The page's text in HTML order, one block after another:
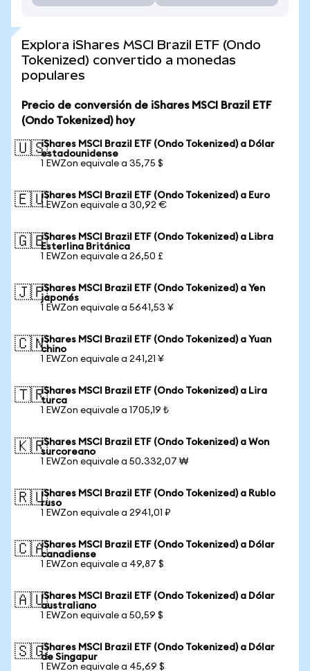
Explora iShares MSCI Brazil ETF (Ondo
Tokenized) convertido a monedas
populares
Precio de conversión de iShares MSCI Brazil ETF
(Ondo Tokenized) hoy
🇺🇸iShares MSCI Brazil ETF (Ondo Tokenized) a Dólar
estadounidense
1 EWZon equivale a 35,75 $
🇪🇺iShares MSCI Brazil ETF (Ondo Tokenized) a Euro
1 EWZon equivale a 30,92 €
🇬🇧iShares MSCI Brazil ETF (Ondo Tokenized) a Libra
Esterlina Británica
1 EWZon equivale a 26,50 £
🇯🇵iShares MSCI Brazil ETF (Ondo Tokenized) a Yen
japonés
1 EWZon equivale a 5641,53 ¥
🇨🇳iShares MSCI Brazil ETF (Ondo Tokenized) a Yuan
chino
1 EWZon equivale a 241,21 ¥
🇹🇷iShares MSCI Brazil ETF (Ondo Tokenized) a Lira
turca
1 EWZon equivale a 1705,19 ₺
🇰🇷iShares MSCI Brazil ETF (Ondo Tokenized) a Won
surcoreano
1 EWZon equivale a 50.332,07 ₩
🇷🇺iShares MSCI Brazil ETF (Ondo Tokenized) a Rublo
ruso
1 EWZon equivale a 2941,01 ₽
🇨🇦iShares MSCI Brazil ETF (Ondo Tokenized) a Dólar
canadiense
1 EWZon equivale a 49,87 $
🇦🇺iShares MSCI Brazil ETF (Ondo Tokenized) a Dólar
australiano
1 EWZon equivale a 50,59 $
🇸🇬iShares MSCI Brazil ETF (Ondo Tokenized) a Dólar
de Singapur
1 EWZon equivale a 45,69 $